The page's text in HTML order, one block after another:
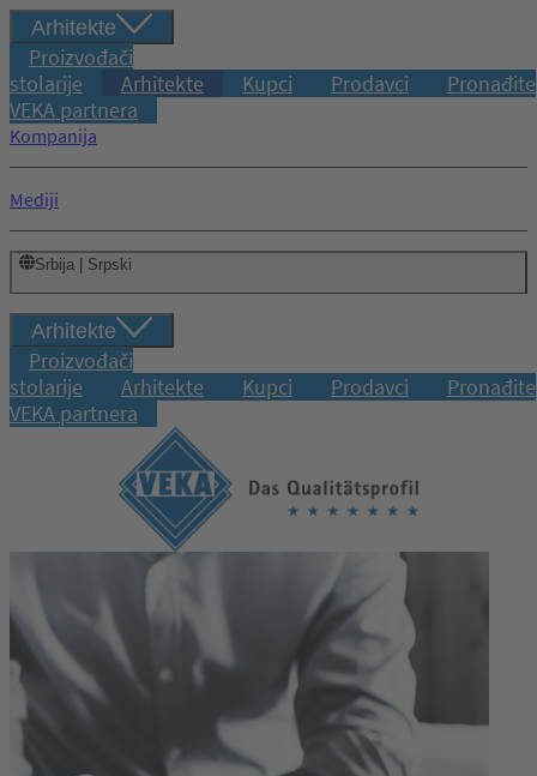
Arhitekte
Proizvođači
stolarije
Arhitekte Kupci Prodavci
Pronađite
VEKA partnera
Kompanija
Mediji
Srbija | Srpski
Arhitekte
Proizvođači
stolarije
Arhitekte Kupci Prodavci
Pronađite
VEKA partnera